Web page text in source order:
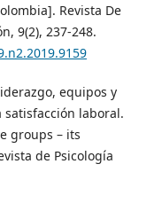
Revista De
9(2), 237-248.
equipos y
laboral.
groups – its
de Psicología